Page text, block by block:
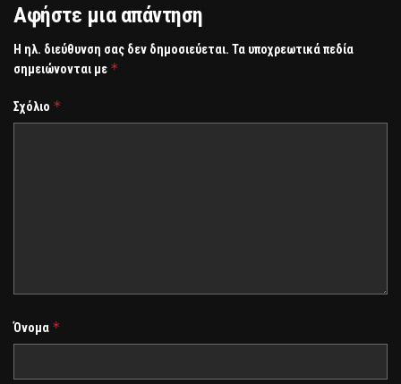
Αφήστε μια απάντηση
Η ηλ. διεύθυνση σας δεν δημοσιεύεται. Τα υποχρεωτικά πεδία
σημειώνονται με *
Σχόλιο *
Όνομα *